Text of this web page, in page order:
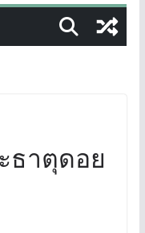
ปี สู่พิพิธภัณฑ์
กิจสร้างสรรค์
ธาตุดอย